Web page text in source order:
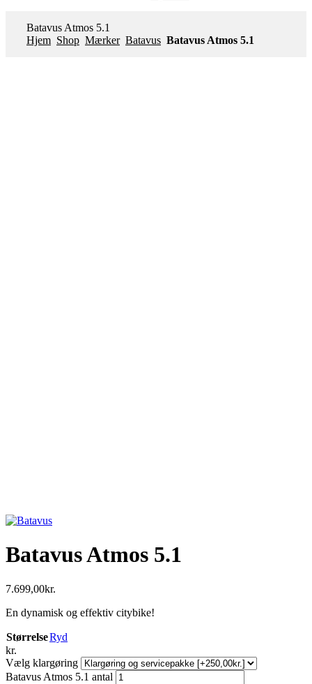
Batavus Atmos 5.1
Hjem Shop Mærker Batavus Batavus Atmos 5.1
Batavus Atmos 5.1
7.699,00kr.
En dynamisk og effektiv citybike!
StørrelseRyd
kr.
Vælg klargøring
Batavus Atmos 5.1 antal